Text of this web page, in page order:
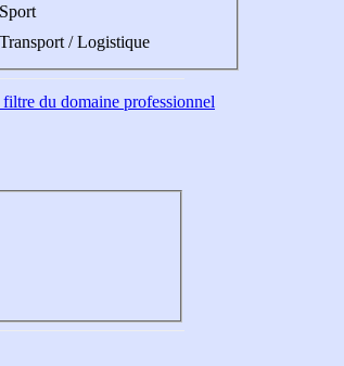
Sport
Transport / Logistique
du domaine professionnel